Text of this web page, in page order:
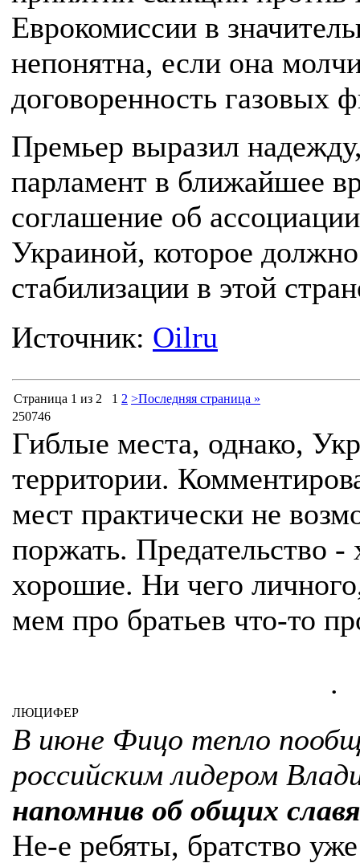
Еврокомиссии в
непонятна, если она
договоренность газовых
Премьер выразил
парламент в ближайшее
соглашение об
Украиной, которое
стабилизации в этой
Источник: Oilru
Страница 1 из 2 1 2 >Последняя страница »
250746
Гиблые места, однако,
территории.
мест практически не
поржать. Предательство -
хорошие. Ни чего
мем про братьев что-то
.
ЛЮЦИФЕР
В июне Фицо тепло
российским лидером
напомнив об общих
Не-е ребяты, братство